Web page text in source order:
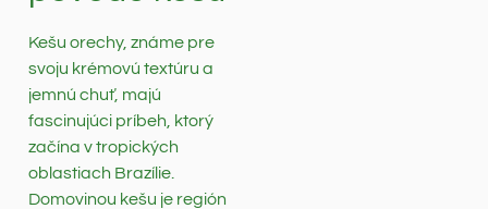
Kešu orechy, známe pre
svoju krémovú textúru a
jemnú chuť, majú
fascinujúci príbeh, ktorý
začína v tropických
oblastiach Brazílie.
Domovinou kešu je región